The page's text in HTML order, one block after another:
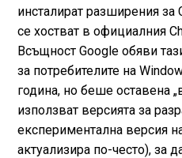
инсталират разширения за
се хостват в официалния
Всъщност Google обяви
за потребителите на
година, но беше оставена
използват версията за
експериментална версия
актуализира по-често), за